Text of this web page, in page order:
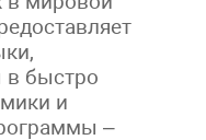
в быстро
и
–